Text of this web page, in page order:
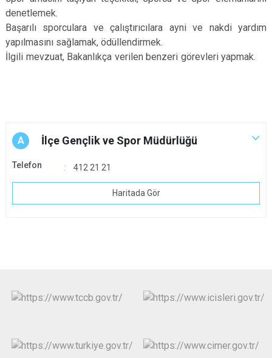
denetlemek.
Başarılı sporculara ve çalıştırıcılara ayni ve nakdi yardım
yapılmasını sağlamak, ödüllendirmek.
İlgili mevzuat, Bakanlıkça verilen benzeri görevleri yapmak.
A İlçe Gençlik ve Spor Müdürlüğü
Telefon 412 21 21
Haritada Gör